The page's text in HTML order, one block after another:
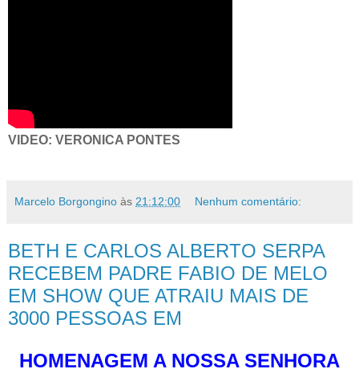
VIDEO: VERONICA PONTES
Marcelo Borgongino às 21:12:00 Nenhum comentário:
BETH E CARLOS ALBERTO SERPA
RECEBEM PADRE FABIO DE MELO
EM SHOW QUE ATRAIU MAIS DE
3000 PESSOAS EM
HOMENAGEM A NOSSA SENHORA